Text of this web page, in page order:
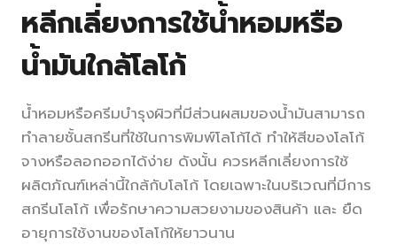
หลีกเลี่ยงการใช้น้ำหอมหรือ
น้ำมันใกล้โลโก้
น้ำหอมหรือครีมบำรุงผิวที่มีส่วนผสมของน้ำมันสามารถ
ทำลายชั้นสกรีนที่ใช้ในการพิมพ์โลโก้ได้ ทำให้สีของโลโก้
จางหรือลอกออกได้ง่าย ดังนั้น ควรหลีกเลี่ยงการใช้
ผลิตภัณฑ์เหล่านี้ใกล้กับโลโก้ โดยเฉพาะในบริเวณที่มีการ
สกรีนโลโก้ เพื่อรักษาความสวยงามของสินค้า และ ยืด
อายุการใช้งานของโลโก้ให้ยาวนาน